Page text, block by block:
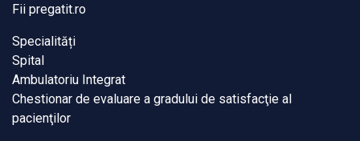
Fii pregatit.ro
Specialități
Spital
Ambulatoriu Integrat
Chestionar de evaluare a gradului de satisfacţie al
pacienţilor